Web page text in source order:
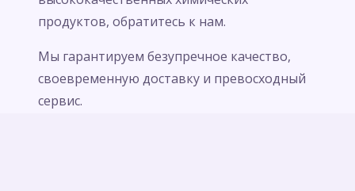
продуктов, обратитесь к нам.
Мы гарантируем безупречное качество,
своевременную доставку и превосходный
сервис.